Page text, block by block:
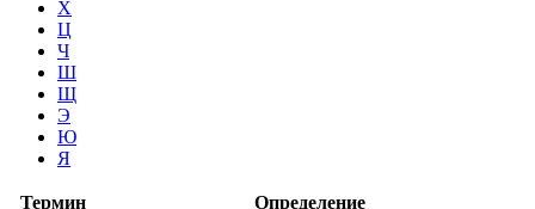
Х
Ц
Ч
Ш
Щ
Э
Ю
Я
Термин Определение